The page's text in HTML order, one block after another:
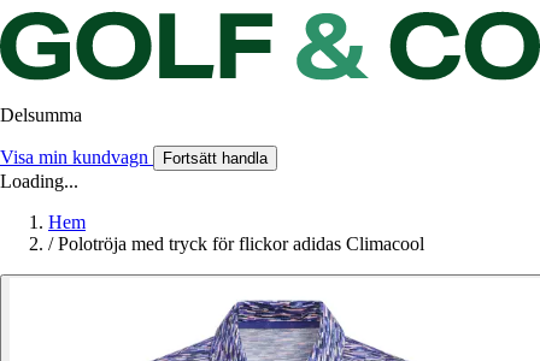
Delsumma
Visa min kundvagn Fortsätt handla
Loading...
Hem
/ Polotröja med tryck för flickor adidas Climacool